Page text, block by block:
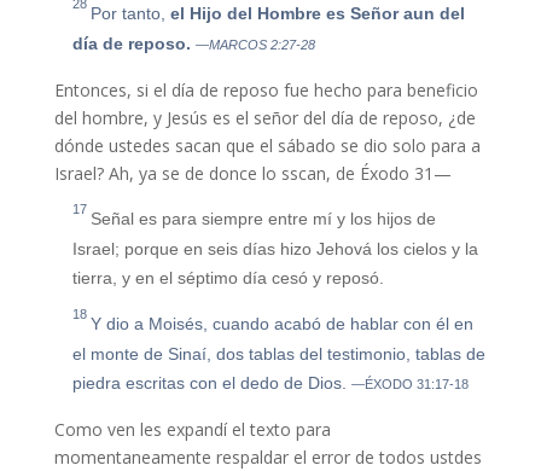
28 Por tanto, el Hijo del Hombre es Señor aun del
día de reposo. —MARCOS 2:27-28
Entonces, si el día de reposo fue hecho para beneficio
del hombre, y Jesús es el señor del día de reposo, ¿de
dónde ustedes sacan que el sábado se dio solo para a
Israel? Ah, ya se de donce lo sscan, de Éxodo 31—
17 Señal es para siempre entre mí y los hijos de
Israel; porque en seis días hizo Jehová los cielos y la
tierra, y en el séptimo día cesó y reposó.
18 Y dio a Moisés, cuando acabó de hablar con él en
el monte de Sinaí, dos tablas del testimonio, tablas de
piedra escritas con el dedo de Dios.
—ÉXODO 31:17-18
Como ven les expandí el texto para
momentaneamente respaldar el error de todos ustdes